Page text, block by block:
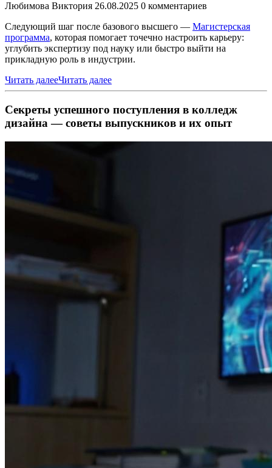
Любимова Виктория 26.08.2025 0 комментариев
Следующий шаг после базового высшего — Магистерская
программа, которая помогает точечно настроить карьеру:
углубить экспертизу под науку или быстро выйти на
прикладную роль в индустрии.
Читать далееЧитать далее
Секреты успешного поступления в колледж
дизайна — советы выпускников и их опыт